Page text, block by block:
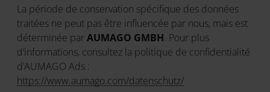
La période de conservation spécifique des données
traitées ne peut pas être influencée par nous, mais est
déterminée parAUMAGO GMBH. Pour plus
d’informations, consultez la politique de confidentialité
d’AUMAGO Ads :
https://www.aumago.com/datenschutz/